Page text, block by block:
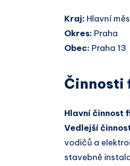
Kraj: Hlavní
Okres: Praha
Obec: Praha 13
Činnosti
Hlavní činnost
Vedlejší
vodičů a
stavebně